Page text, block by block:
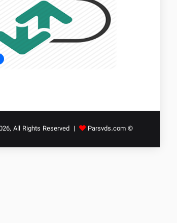
© Copyright 2026, All Rights Reserved |
Parsvds.com